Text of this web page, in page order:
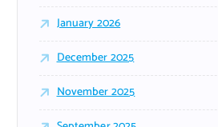
January 2026
December 2025
November 2025